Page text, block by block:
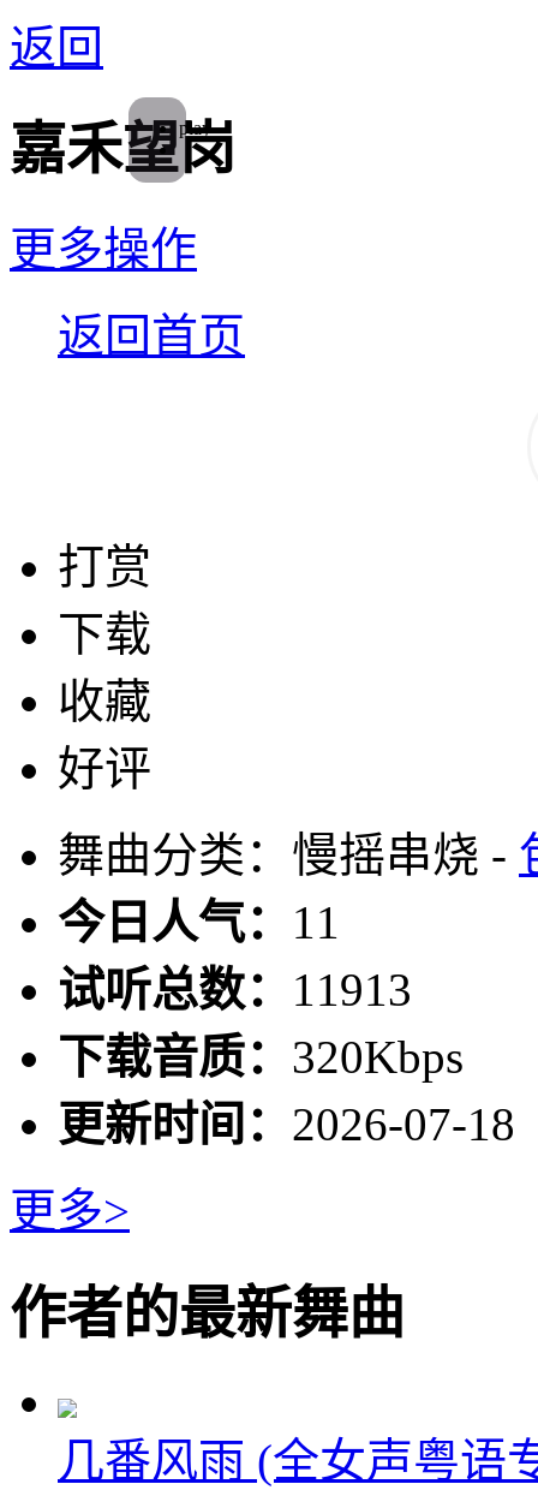
返回
嘉禾望岗
更多操作
返回首页
打赏
下载
收藏
好评
舞曲分类：慢摇串烧 -
今日人气： 11
试听总数： 11913
下载音质： 320Kbps
更新时间： 2026-07-18
更多>
作者的最新舞曲
几番风雨 (全女声粤语
play